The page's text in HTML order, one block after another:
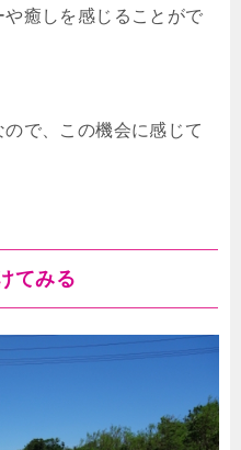
癒しを感じることがで
で、この機会に感じて
てみる